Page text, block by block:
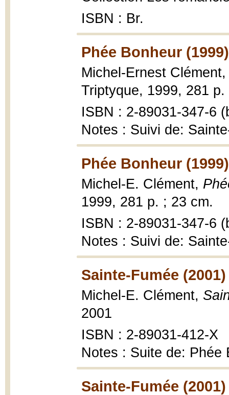
ISBN : Br.
Phée Bonheur (1999)
Michel-Ernest
Triptyque, 1999, 281
ISBN : 2-89031-347-6
Notes : Suivi de:
Phée Bonheur (1999)
Michel-E. Clément,
1999, 281 p. ; 23 cm.
ISBN : 2-89031-347-6
Notes : Suivi de:
Sainte-Fumée (2001)
Michel-E. Clément,
2001
ISBN : 2-89031-412-X
Notes : Suite de: Phée
Sainte-Fumée (2001)